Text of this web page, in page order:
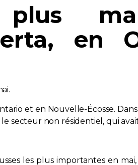
en
et en Nouvelle-Écosse.
secteur non résidentiel, qui
les plus importantes en